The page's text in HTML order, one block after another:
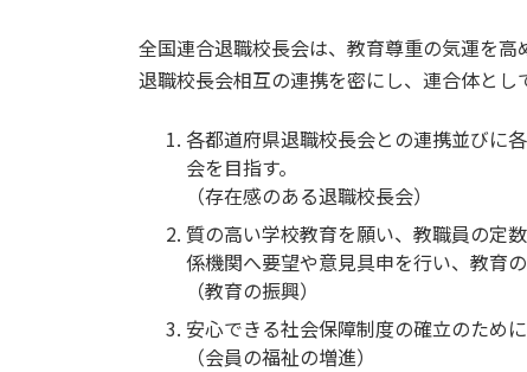
全国連合退職校長会は、教育尊重の気運を
退職校長会相互の連携を密にし、連合体とし
各都道府県退職校長会との連携並びに
会を目指す。
（存在感のある退職校長会）
質の高い学校教育を願い、教職員の定
係機関へ要望や意見具申を行い、教育の
（教育の振興）
安心できる社会保障制度の確立のため
（会員の福祉の増進）